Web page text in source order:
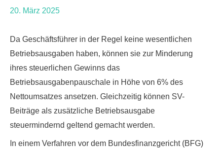
20. März 2025
Da Geschäftsführer in der Regel keine wesentlichen
Betriebsausgaben haben, können sie zur Minderung
ihres steuerlichen Gewinns das
Betriebsausgabenpauschale in Höhe von 6% des
Nettoumsatzes ansetzen. Gleichzeitig können SV-
Beiträge als zusätzliche Betriebsausgabe
steuermindernd geltend gemacht werden.
In einem Verfahren vor dem Bundesfinanzgericht (BFG)